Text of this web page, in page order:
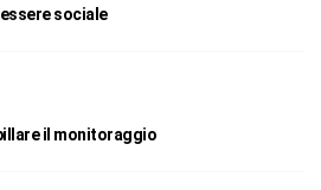
sociale
il monitoraggio